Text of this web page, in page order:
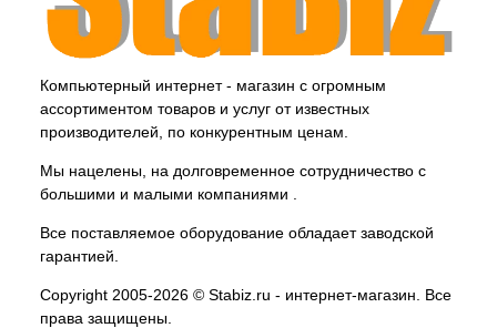
Компьютерный интернет - магазин с огромным
ассортиментом товаров и услуг от известных
производителей, по конкурентным ценам.
Мы нацелены, на долговременное сотрудничество с
большими и малыми компаниями .
Все поставляемое оборудование обладает заводской
гарантией.
Copyright 2005-2026 © Stabiz.ru - интернет-магазин. Все
права защищены.